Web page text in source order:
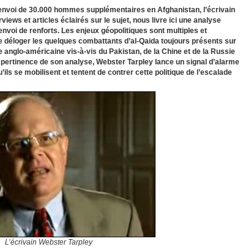
de 30.000 hommes supplémentaires en Afghanistan, l’écrivain
et articles éclairés sur le sujet, nous livre ici une analyse
de renforts. Les enjeux géopolitiques sont multiples et
les quelques combattants d’al-Qaida toujours présents sur
anglo-américaine vis-à-vis du Pakistan, de la Chine et de la Russie
de son analyse, Webster Tarpley lance un signal d’alarme
se mobilisent et tentent de contrer cette politique de l’escalade
L’écrivain Webster Tarpley